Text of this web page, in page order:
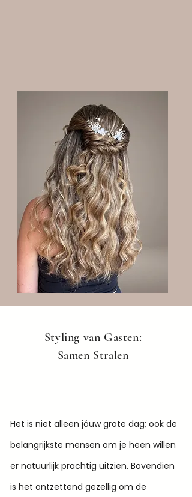
Styling van Gasten:
Samen Stralen
Het is niet alleen jóuw grote dag; ook de
belangrijkste mensen om je heen willen
er natuurlijk prachtig uitzien. Bovendien
is het ontzettend gezellig om de